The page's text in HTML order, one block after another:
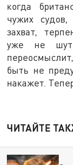
когда
чужих
захват,
уже не
быть не
накажет.
ЧИТАЙТЕ